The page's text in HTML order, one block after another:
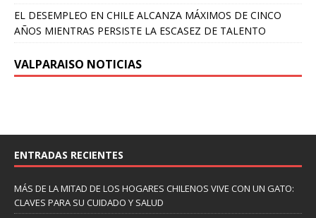
EL DESEMPLEO EN CHILE ALCANZA MÁXIMOS DE CINCO
AÑOS MIENTRAS PERSISTE LA ESCASEZ DE TALENTO
VALPARAISO NOTICIAS
ENTRADAS RECIENTES
MÁS DE LA MITAD DE LOS HOGARES CHILENOS VIVE CON UN GATO:
CLAVES PARA SU CUIDADO Y SALUD